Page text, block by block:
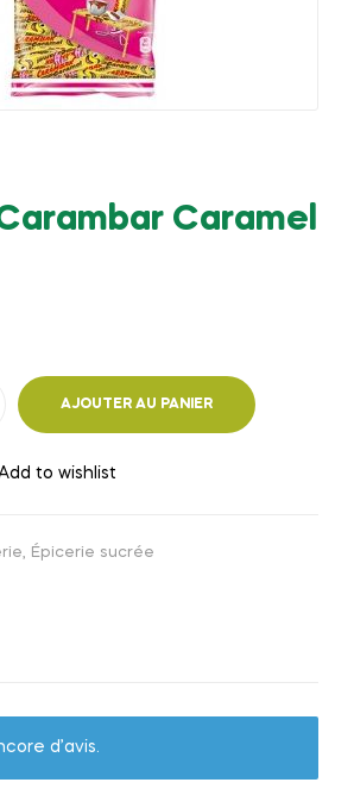
Caramel
AJOUTER AU PANIER
to wishlist
, Épicerie sucrée
d’avis.